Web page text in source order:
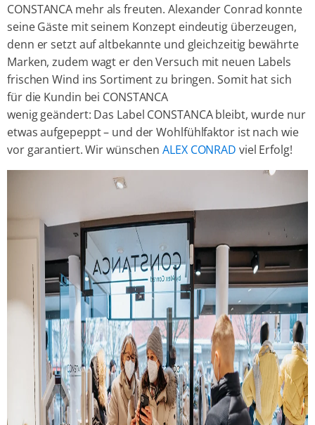
CONSTANCA mehr als freuten. Alexander Conrad konnte
seine Gäste mit seinem Konzept eindeutig überzeugen,
denn er setzt auf altbekannte und gleichzeitig bewährte
Marken, zudem wagt er den Versuch mit neuen Labels
frischen Wind ins Sortiment zu bringen. Somit hat sich
für die Kundin bei CONSTANCA
wenig geändert: Das Label CONSTANCA bleibt, wurde nur
etwas aufgepeppt – und der Wohlfühlfaktor ist nach wie
vor garantiert. Wir wünschenALEX CONRAD viel Erfolg!